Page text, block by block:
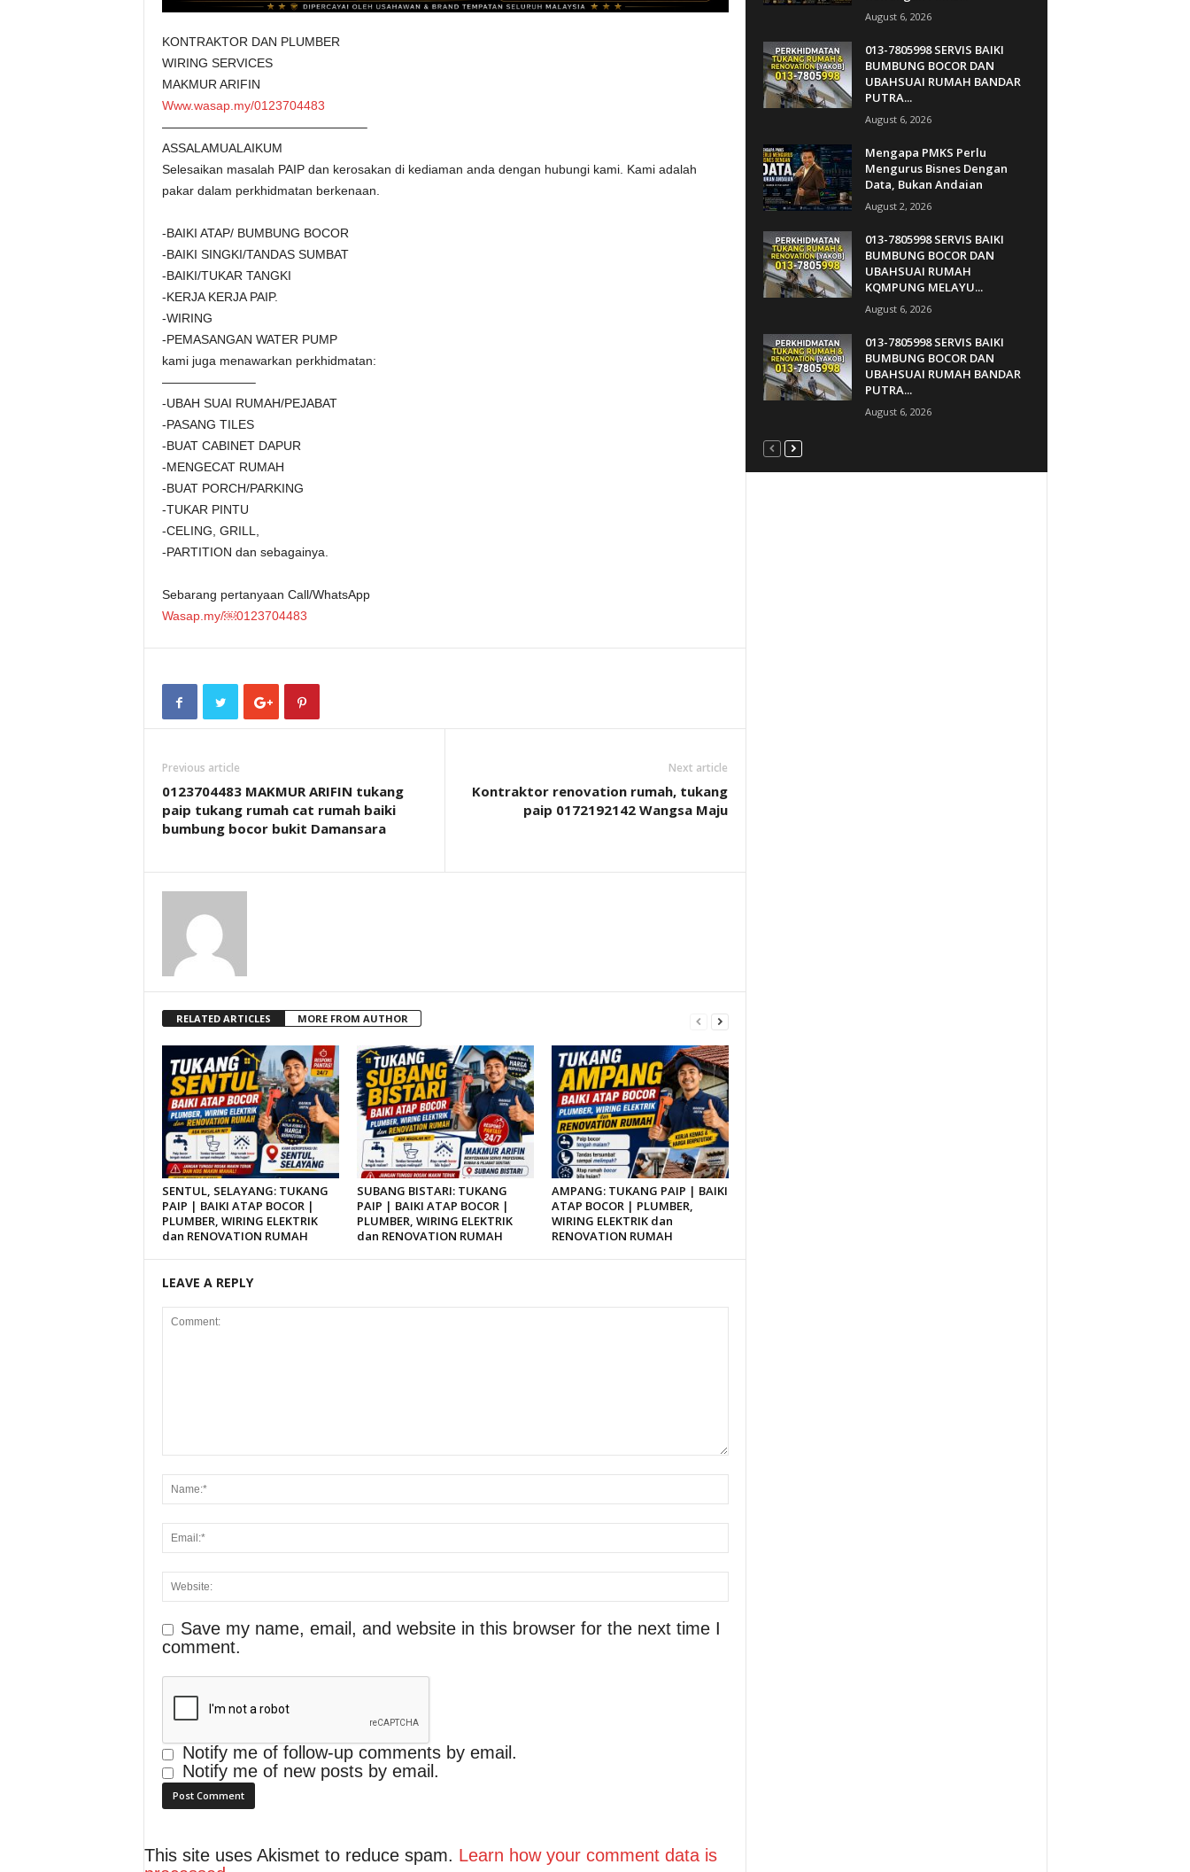
KONTRAKTOR DAN PLUMBER
WIRING SERVICES
MAKMUR ARIFIN
Www.wasap.my/0123704483
————————————————–
ASSALAMUALAIKUM
Selesaikan masalah PAIP dan kerosakan di kediaman anda dengan hubungi kami. Kami adalah
pakar dalam perkhidmatan berkenaan.
-BAIKI ATAP/ BUMBUNG BOCOR
-BAIKI SINGKI/TANDAS SUMBAT
-BAIKI/TUKAR TANGKI
-KERJA KERJA PAIP.
-WIRING
-PEMASANGAN WATER PUMP
kami juga menawarkan perkhidmatan:
———————–
-UBAH SUAI RUMAH/PEJABAT
-PASANG TILES
-BUAT CABINET DAPUR
-MENGECAT RUMAH
-BUAT PORCH/PARKING
-TUKAR PINTU
-CELING, GRILL,
-PARTITION dan sebagainya.
Sebarang pertanyaan Call/WhatsApp
Wasap.my/￼⁨0123704483
Previous article
0123704483 MAKMUR ARIFIN tukang
paip tukang rumah cat rumah baiki
bumbung bocor bukit Damansara
Next article
Kontraktor renovation rumah, tukang
paip 0172192142 Wangsa Maju
RELATED ARTICLES MORE FROM AUTHOR
SENTUL, SELAYANG: TUKANG
PAIP | BAIKI ATAP BOCOR |
PLUMBER, WIRING ELEKTRIK
dan RENOVATION RUMAH
SUBANG BISTARI: TUKANG
PAIP | BAIKI ATAP BOCOR |
PLUMBER, WIRING ELEKTRIK
dan RENOVATION RUMAH
AMPANG: TUKANG PAIP | BAIKI
ATAP BOCOR | PLUMBER,
WIRING ELEKTRIK dan
RENOVATION RUMAH
LEAVE A REPLY
Save my name, email, and website in this browser for the next time I
comment.
Notify me of follow-up comments by email.
Notify me of new posts by email.
This site uses Akismet to reduce spam. Learn how your comment data is
August 6, 2026
013-7805998 SERVIS BAIKI
BUMBUNG BOCOR DAN
UBAHSUAI RUMAH BANDAR
PUTRA...
August 6, 2026
Mengapa PMKS Perlu
Mengurus Bisnes Dengan
Data, Bukan Andaian
August 2, 2026
013-7805998 SERVIS BAIKI
BUMBUNG BOCOR DAN
UBAHSUAI RUMAH
KQMPUNG MELAYU...
August 6, 2026
013-7805998 SERVIS BAIKI
BUMBUNG BOCOR DAN
UBAHSUAI RUMAH BANDAR
PUTRA...
August 6, 2026